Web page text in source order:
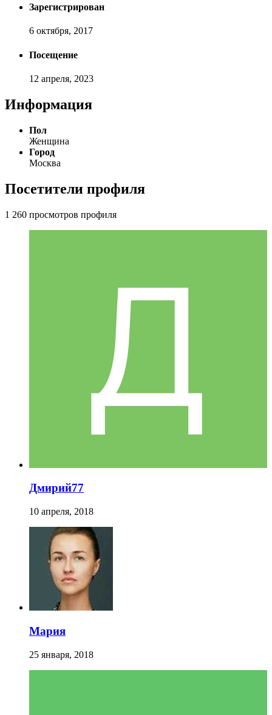
Зарегистрирован
6 октября, 2017
Посещение
12 апреля, 2023
Информация
Пол
Женщина
Город
Москва
Посетители профиля
1 260 просмотров профиля
Дмирий77
10 апреля, 2018
Мария
25 января, 2018